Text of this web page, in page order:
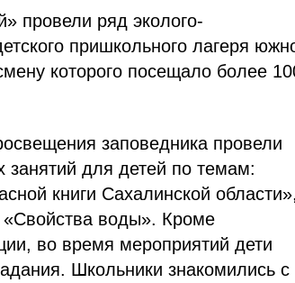
провели ряд эколого-
пришкольного лагеря
которого посещало более
заповедника провели
занятий для детей по темам:
книги Сахалинской области»,
воды». Кроме
во время мероприятий дети
Школьники знакомились с